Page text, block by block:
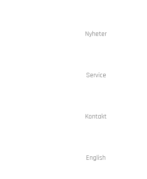
Nyheter
Service
Kontakt
English